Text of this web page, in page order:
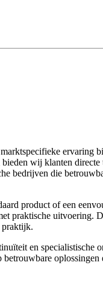
ervaring
wij klanten
bedrijven die
product of een
praktische
praktijk.
en specialistische